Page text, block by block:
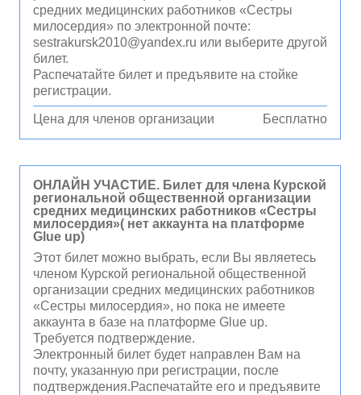
средних медицинских работников «Сестры
милосердия» по электронной почте:
sestrakursk2010@yandex.ru или выберите другой
билет.
Распечатайте билет и предъявите на стойке
регистрации.
Цена для членов организации Бесплатно
ОНЛАЙН УЧАСТИЕ. Билет для члена Курской
региональной общественной организации
средних медицинских работников «Сестры
милосердия»( нет аккаунта на платформе
Glue up)
Этот билет можно выбрать, если Вы являетесь
членом Курской региональной общественной
организации средних медицинских работников
«Сестры милосердия», но пока не имеете
аккаунта в базе на платформе Glue up.
Требуется подтверждение.
Электронный билет будет направлен Вам на
почту, указанную при регистрации, после
подтверждения.Распечатайте его и предъявите